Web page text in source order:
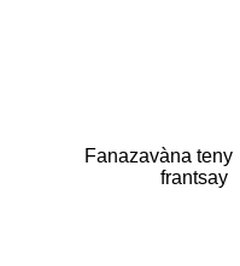
Fanazavàna teny
frantsay